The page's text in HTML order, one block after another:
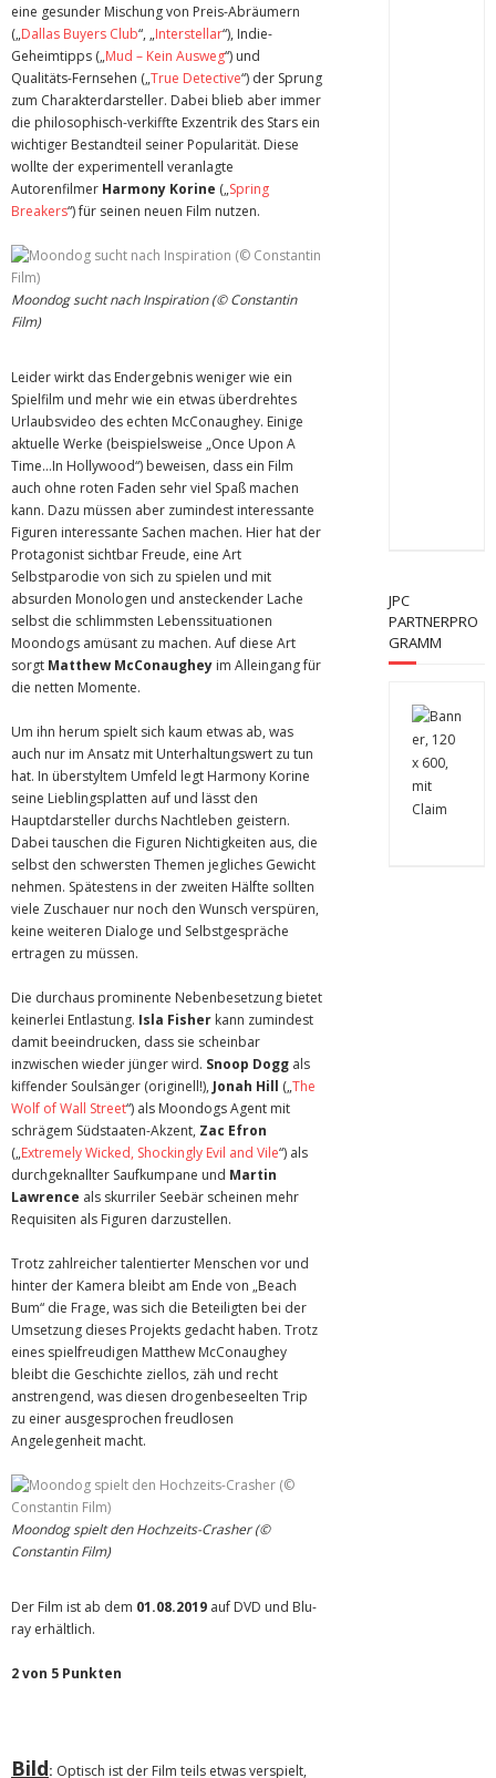
eine gesunder Mischung von Preis-Abräumern
(„Dallas Buyers Club“, „Interstellar“), Indie-
Geheimtipps („Mud – Kein Ausweg“) und
Qualitäts-Fernsehen („True Detective“) der Sprung
zum Charakterdarsteller. Dabei blieb aber immer
die philosophisch-verkiffte Exzentrik des Stars ein
wichtiger Bestandteil seiner Popularität. Diese
wollte der experimentell veranlagte
Autorenfilmer Harmony Korine („Spring
Breakers“) für seinen neuen Film nutzen.
Moondog sucht nach Inspiration (© Constantin
Film)
Leider wirkt das Endergebnis weniger wie ein
Spielfilm und mehr wie ein etwas überdrehtes
Urlaubsvideo des echten McConaughey. Einige
aktuelle Werke (beispielsweise „Once Upon A
Time…In Hollywood“) beweisen, dass ein Film
auch ohne roten Faden sehr viel Spaß machen
kann. Dazu müssen aber zumindest interessante
Figuren interessante Sachen machen. Hier hat der
Protagonist sichtbar Freude, eine Art
Selbstparodie von sich zu spielen und mit
absurden Monologen und ansteckender Lache
selbst die schlimmsten Lebenssituationen
Moondogs amüsant zu machen. Auf diese Art
sorgt Matthew McConaughey im Alleingang für
die netten Momente.
Um ihn herum spielt sich kaum etwas ab, was
auch nur im Ansatz mit Unterhaltungswert zu tun
hat. In überstyltem Umfeld legt Harmony Korine
seine Lieblingsplatten auf und lässt den
Hauptdarsteller durchs Nachtleben geistern.
Dabei tauschen die Figuren Nichtigkeiten aus, die
selbst den schwersten Themen jegliches Gewicht
nehmen. Spätestens in der zweiten Hälfte sollten
viele Zuschauer nur noch den Wunsch verspüren,
keine weiteren Dialoge und Selbstgespräche
ertragen zu müssen.
Die durchaus prominente Nebenbesetzung bietet
keinerlei Entlastung. Isla Fisher kann zumindest
damit beeindrucken, dass sie scheinbar
inzwischen wieder jünger wird. Snoop Dogg als
kiffender Soulsänger (originell!), Jonah Hill („The
Wolf of Wall Street“) als Moondogs Agent mit
schrägem Südstaaten-Akzent, Zac Efron
(„Extremely Wicked, Shockingly Evil and Vile“) als
durchgeknallter Saufkumpane und Martin
Lawrence als skurriler Seebär scheinen mehr
Requisiten als Figuren darzustellen.
Trotz zahlreicher talentierter Menschen vor und
hinter der Kamera bleibt am Ende von „Beach
Bum“ die Frage, was sich die Beteiligten bei der
Umsetzung dieses Projekts gedacht haben. Trotz
eines spielfreudigen Matthew McConaughey
bleibt die Geschichte ziellos, zäh und recht
anstrengend, was diesen drogenbeseelten Trip
zu einer ausgesprochen freudlosen
Angelegenheit macht.
Moondog spielt den Hochzeits-Crasher (©
Constantin Film)
Der Film ist ab dem 01.08.2019 auf DVD und Blu-
ray erhältlich.
2 von 5 Punkten
Bild: Optisch ist der Film teils etwas verspielt,
JPC
PARTNERPRO
GRAMM